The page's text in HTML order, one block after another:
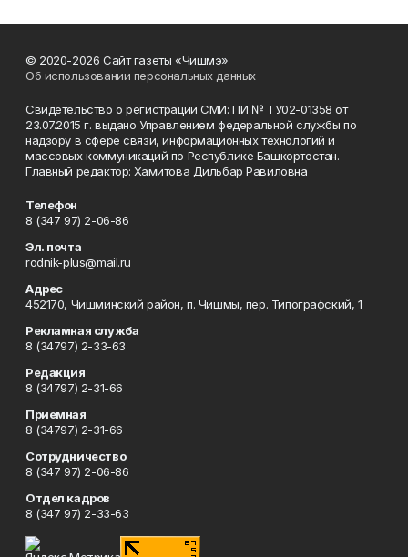
© 2020-2026 Сайт газеты «Чишмэ»
Об использовании персональных данных
Свидетельство о регистрации СМИ: ПИ № ТУ02-01358 от
23.07.2015 г. выдано Управлением федеральной службы по
надзору в сфере связи, информационных технологий и
массовых коммуникаций по Республике Башкортостан.
Главный редактор: Хамитова Дильбар Равиловна
Телефон
8 (347 97) 2-06-86
Эл. почта
rodnik-plus@mail.ru
Адрес
452170, Чишминский район, п. Чишмы, пер. Типографский, 1
Рекламная служба
8 (34797) 2-33-63
Редакция
8 (34797) 2-31-66
Приемная
8 (34797) 2-31-66
Сотрудничество
8 (347 97) 2-06-86
Отдел кадров
8 (347 97) 2-33-63